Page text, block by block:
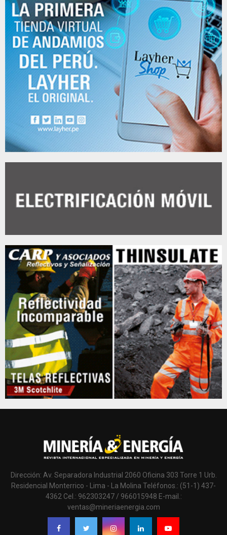
Dirección: Av. Separadora Industrial 2060 Oficina 303 Torre 1 Urb.
Residencial Monterrico - Lima - La Molina Teléfonos.: (51-1) 437-
4362 Cel.: 962303247 / 966015948 E-mail.:
ventas@mineriaenergia.com